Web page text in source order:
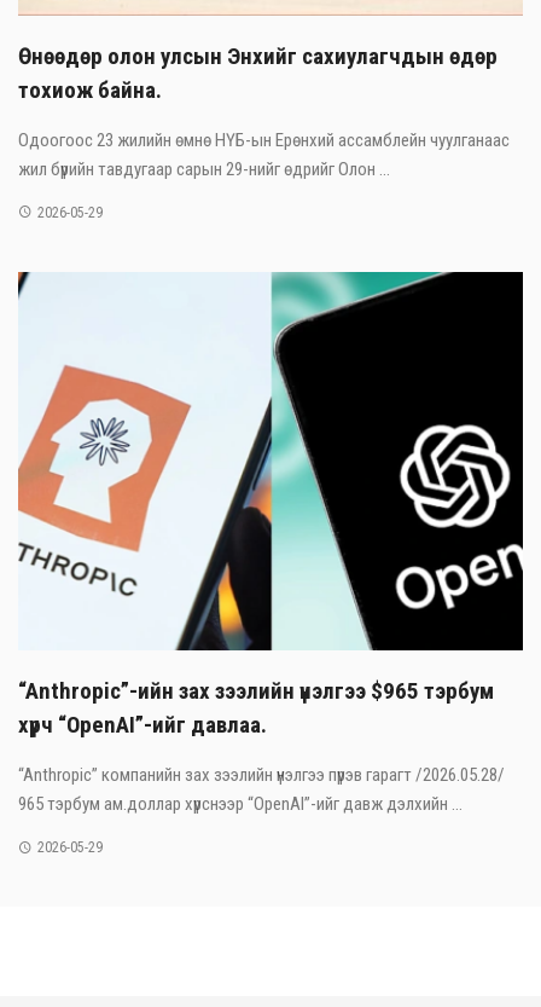
Өнөөдөр олон улсын Энхийг сахиулагчдын өдөр
тохиож байна.
Одоогоос 23 жилийн өмнө НҮБ-ын Ерөнхий ассамблейн чуулганаас
жил бүрийн тавдугаар сарын 29-нийг өдрийг Олон ...
2026-05-29
“Anthropic”-ийн зах зээлийн үнэлгээ $965 тэрбум
хүрч “OpenAI”-ийг давлаа.
“Anthropic” компанийн зах зээлийн үнэлгээ пүрэв гарагт /2026.05.28/
965 тэрбум ам.доллар хүрснээр “OpenAI”-ийг давж дэлхийн ...
2026-05-29